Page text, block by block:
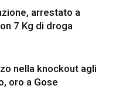
arrestato a
7 Kg di droga
nella knockout agli
oro a Gose